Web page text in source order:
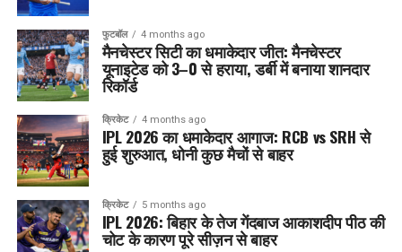
फुटबॉल 4 months ago
मैनचेस्टर सिटी का धमाकेदार जीत: मैनचेस्टर
यूनाइटेड को 3–0 से हराया, डर्बी में बनाया शानदार
रिकॉर्ड
क्रिकेट 4 months ago
IPL 2026 का धमाकेदार आगाज: RCB vs SRH से
हुई शुरुआत, धोनी कुछ मैचों से बाहर
क्रिकेट 5 months ago
IPL 2026: बिहार के तेज गेंदबाज आकाशदीप पीठ की
चोट के कारण पूरे सीज़न से बाहर